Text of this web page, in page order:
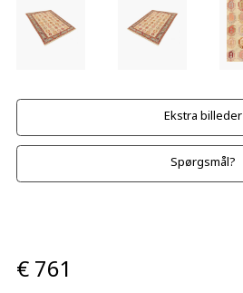
Ekstra billeder
Spørgsmål?
€ 761